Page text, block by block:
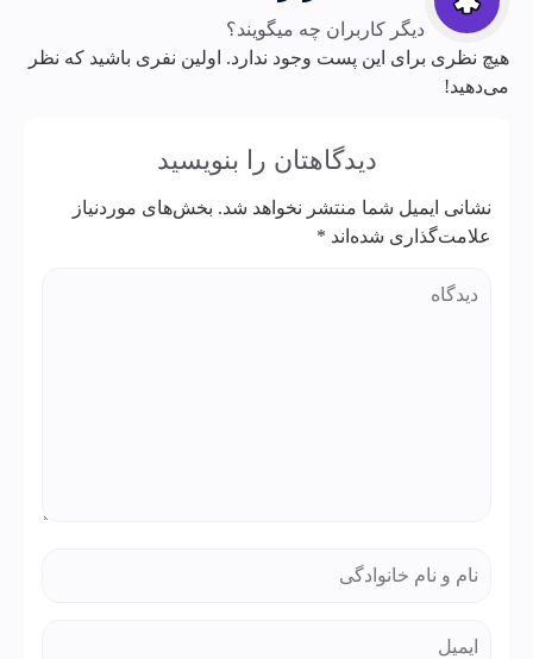
دیگر کاربران چه میگویند؟
هیچ نظری برای این پست وجود ندارد. اولین نفری باشید که نظر
می‌دهید!
دیدگاهتان را بنویسید
نشانی ایمیل شما منتشر نخواهد شد. بخش‌های موردنیاز
علامت‌گذاری شده‌اند *